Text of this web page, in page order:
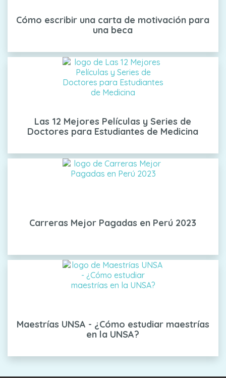
Cómo escribir una carta de motivación para
una beca
Las 12 Mejores Películas y Series de
Doctores para Estudiantes de Medicina
Carreras Mejor Pagadas en Perú 2023
Maestrías UNSA - ¿Cómo estudiar maestrías
en la UNSA?